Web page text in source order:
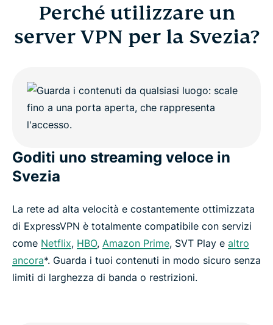
Perché utilizzare un
server VPN per la Svezia?
Goditi uno streaming veloce in
Svezia
La rete ad alta velocità e costantemente ottimizzata
di ExpressVPN è totalmente compatibile con servizi
come Netflix, HBO, Amazon Prime, SVT Play e altro
ancora*. Guarda i tuoi contenuti in modo sicuro senza
limiti di larghezza di banda o restrizioni.